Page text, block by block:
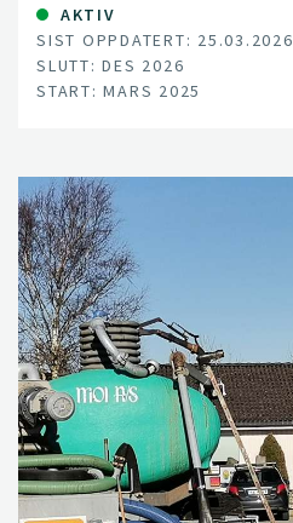
AKTIV
SIST OPPDATERT: 25.03.2026
SLUTT: DES 2026
START: MARS 2025